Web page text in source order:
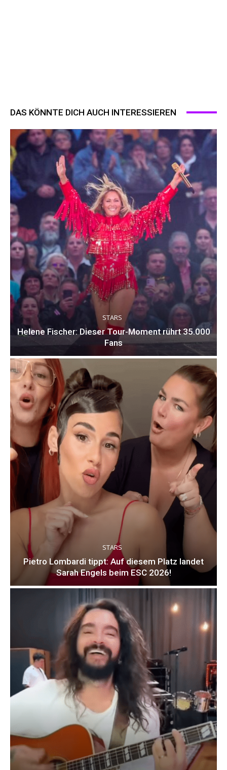
DAS KÖNNTE DICH AUCH INTERESSIEREN
STARS
Helene Fischer: Dieser Tour-Moment rührt 35.000
Fans
STARS
Pietro Lombardi tippt: Auf diesem Platz landet
Sarah Engels beim ESC 2026!